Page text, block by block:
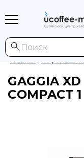
Главная /
GAGGIA
COMPACT